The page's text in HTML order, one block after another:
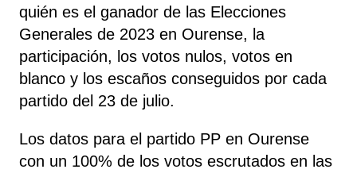
quién es el ganador de las Elecciones
Generales de 2023 en Ourense, la
participación, los votos nulos, votos en
blanco y los escaños conseguidos por cada
partido del 23 de julio.
Los datos para el partido PP en Ourense
con un 100% de los votos escrutados en las